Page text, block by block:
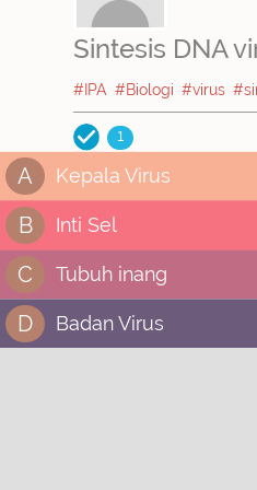
Sintesis DNA
#IPA #Biologi #virus
1
A Kepala Virus
B Inti Sel
C Tubuh inang
D Badan Virus